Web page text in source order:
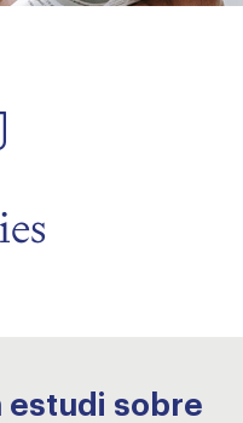
estudi sobre